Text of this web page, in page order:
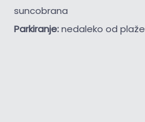
suncobrana
Parkiranje:nedaleko od plaže